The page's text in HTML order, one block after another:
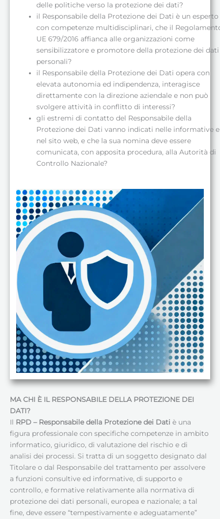
delle politiche verso la protezione dei dati?
il Responsabile della Protezione dei Dati è un esperto
con competenze multidisciplinari, che il
UE 679/2016 affianca alle organizzazioni come
sensibilizzatore e promotore della protezione dei dati
personali?
il Responsabile della Protezione dei Dati opera con
elevata autonomia ed indipendenza, interagisce
direttamente con la direzione aziendale e non può
svolgere attività in conflitto di interessi?
gli estremi di contatto del Responsabile della
Protezione dei Dati vanno indicati nelle informative e
nel sito web, e che la sua nomina deve essere
comunicata, con apposita procedura, alla Autorità di
Controllo Nazionale?
MA CHI È IL RESPONSABILE DELLA PROTEZIONE DEI
DATI?
Il RPD – Responsabile della Protezione dei Dati è una
figura professionale con specifiche competenze in ambito
informatico, giuridico, di valutazione del rischio e di
analisi dei processi. Si tratta di un soggetto designato dal
Titolare o dal Responsabile del trattamento per assolvere
a funzioni consultive ed informative, di supporto e
controllo, e formative relativamente alla normativa di
protezione dei dati personali, europea e nazionale; a tal
fine, deve essere “tempestivamente e adeguatamente”